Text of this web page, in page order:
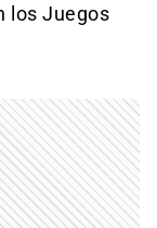
los Juegos